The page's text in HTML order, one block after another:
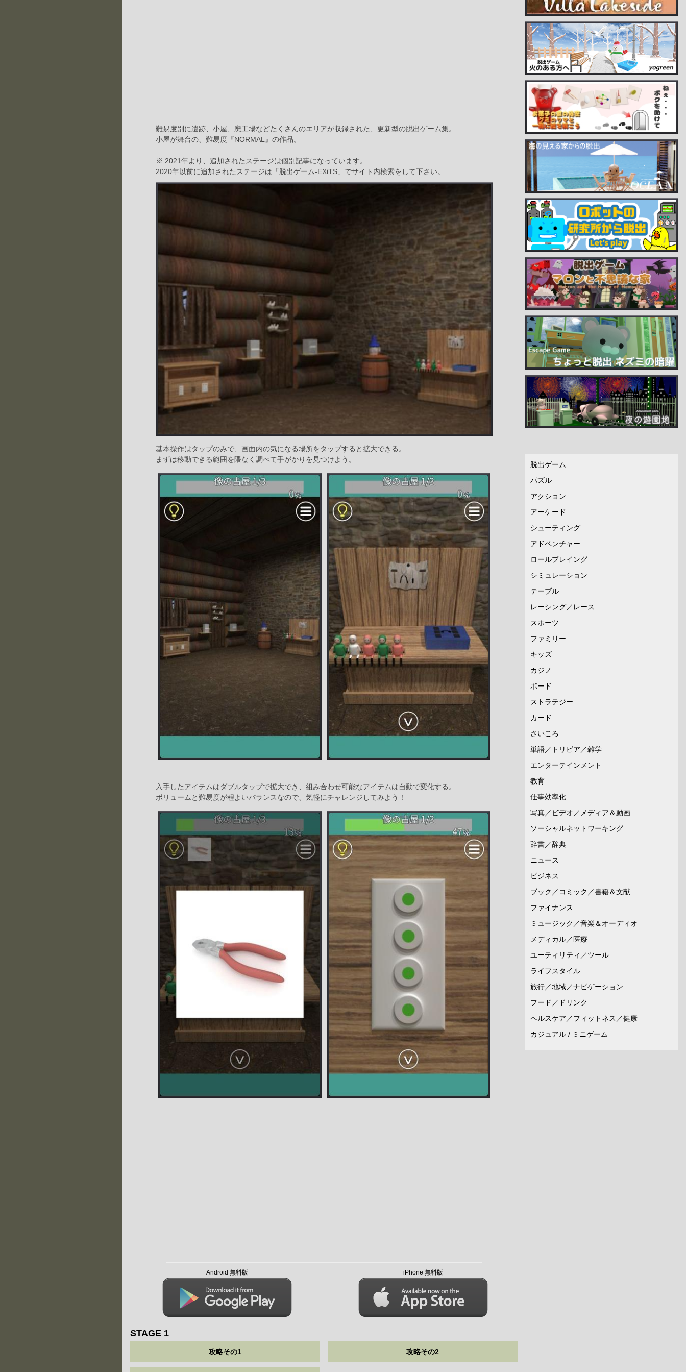
難易度別に遺跡、小屋、廃工場などたくさんのエリアが収録された、更新型の脱出ゲーム集。
小屋が舞台の、難易度『NORMAL』の作品。
※ 2021年より、追加されたステージは個別記事になっています。
2020年以前に追加されたステージは「脱出ゲーム-EXiTS」でサイト内検索をして下さい。
基本操作はタップのみで、画面内の気になる場所をタップすると拡大できる。
まずは移動できる範囲を隈なく調べて手がかりを見つけよう。
入手したアイテムはダブルタップで拡大でき、組み合わせ可能なアイテムは自動で変化する。
ボリュームと難易度が程よいバランスなので、気軽にチャレンジしてみよう！
Android 無料版 iPhone 無料版
STAGE 1
攻略その1 攻略その2
脱出ゲーム
パズル
アクション
アーケード
シューティング
アドベンチャー
ロールプレイング
シミュレーション
テーブル
レーシング／レース
スポーツ
ファミリー
キッズ
カジノ
ボード
ストラテジー
カード
さいころ
単語／トリビア／雑学
エンターテインメント
教育
仕事効率化
写真／ビデオ／メディア＆動画
ソーシャルネットワーキング
辞書／辞典
ニュース
ビジネス
ブック／コミック／書籍＆文献
ファイナンス
ミュージック／音楽＆オーディオ
メディカル／医療
ユーティリティ／ツール
ライフスタイル
旅行／地域／ナビゲーション
フード／ドリンク
ヘルスケア／フィットネス／健康
カジュアル / ミニゲーム